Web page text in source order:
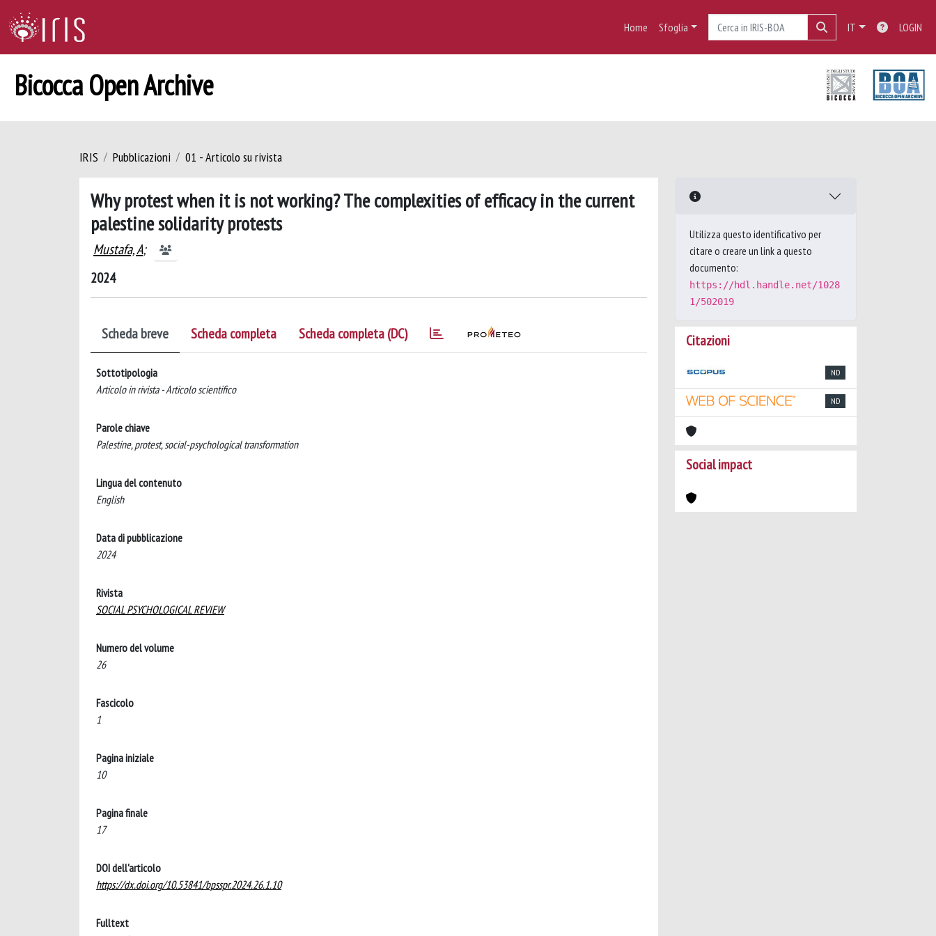
Home Sfoglia IT LOGIN
Bicocca Open Archive
IRIS Pubblicazioni 01 - Articolo su rivista
Why protest when it is not working? The complexities of efficacy in the current
palestine solidarity protests
Mustafa, A;
2024
Scheda breve Scheda completa Scheda completa (DC)
Sottotipologia
Articolo in rivista - Articolo scientifico
Parole chiave
Palestine, protest, social-psychological transformation
Lingua del contenuto
English
Data di pubblicazione
2024
Rivista
SOCIAL PSYCHOLOGICAL REVIEW
Numero del volume
26
Fascicolo
1
Pagina iniziale
10
Pagina finale
17
DOI dell'articolo
https://dx.doi.org/10.53841/bpsspr.2024.26.1.10
Fulltext
Utilizza questo identificativo per
citare o creare un link a questo
documento:
https://hdl.handle.net/1028
1/502019
Citazioni
ND
ND
Social impact